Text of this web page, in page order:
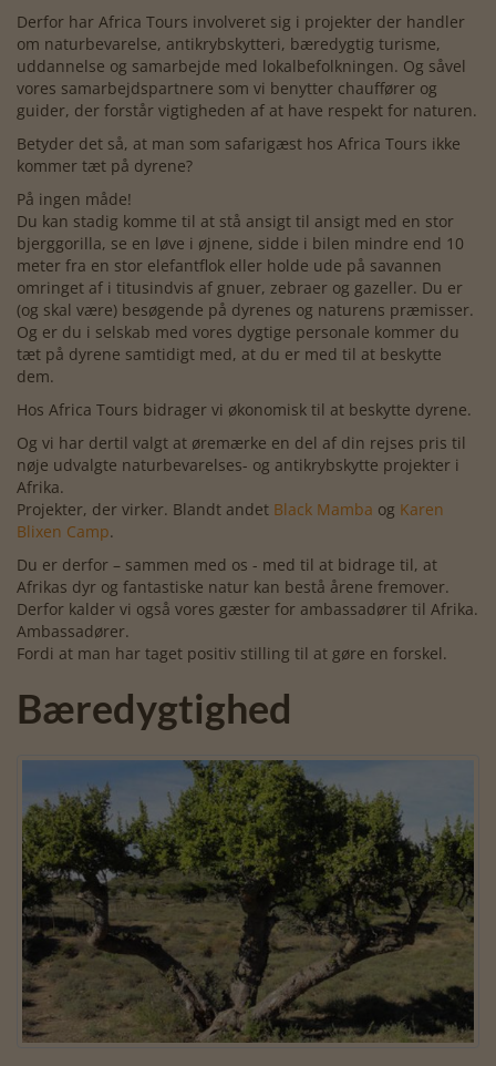
Derfor har Africa Tours involveret sig i projekter der handler
om naturbevarelse, antikrybskytteri, bæredygtig turisme,
uddannelse og samarbejde med lokalbefolkningen. Og såvel
vores samarbejdspartnere som vi benytter chauffører og
guider, der forstår vigtigheden af at have respekt for naturen.
Betyder det så, at man som safarigæst hos Africa Tours ikke
kommer tæt på dyrene?
På ingen måde!
Du kan stadig komme til at stå ansigt til ansigt med en stor
bjerggorilla, se en løve i øjnene, sidde i bilen mindre end 10
meter fra en stor elefantflok eller holde ude på savannen
omringet af i titusindvis af gnuer, zebraer og gazeller. Du er
(og skal være) besøgende på dyrenes og naturens præmisser.
Og er du i selskab med vores dygtige personale kommer du
tæt på dyrene samtidigt med, at du er med til at beskytte
dem.
Hos Africa Tours bidrager vi økonomisk til at beskytte dyrene.
Og vi har dertil valgt at øremærke en del af din rejses pris til
nøje udvalgte naturbevarelses- og antikrybskytte projekter i
Afrika.
Projekter, der virker. Blandt andet Black Mamba og Karen
Blixen Camp.
Du er derfor – sammen med os - med til at bidrage til, at
Afrikas dyr og fantastiske natur kan bestå årene fremover.
Derfor kalder vi også vores gæster for ambassadører til Afrika.
Ambassadører.
Fordi at man har taget positiv stilling til at gøre en forskel.
Bæredygtighed